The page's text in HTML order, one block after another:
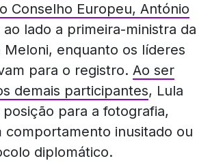
Conselho Europeu, António
lado a primeira-ministra da
Meloni, enquanto os líderes
para o registro. Ao ser
demais participantes, Lula
para a fotografia,
comportamento inusitado ou
diplomático.